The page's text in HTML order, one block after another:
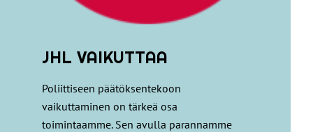
JHL VAIKUTTAA
Poliittiseen päätöksentekoon
vaikuttaminen on tärkeä osa
toimintaamme. Sen avulla parannamme